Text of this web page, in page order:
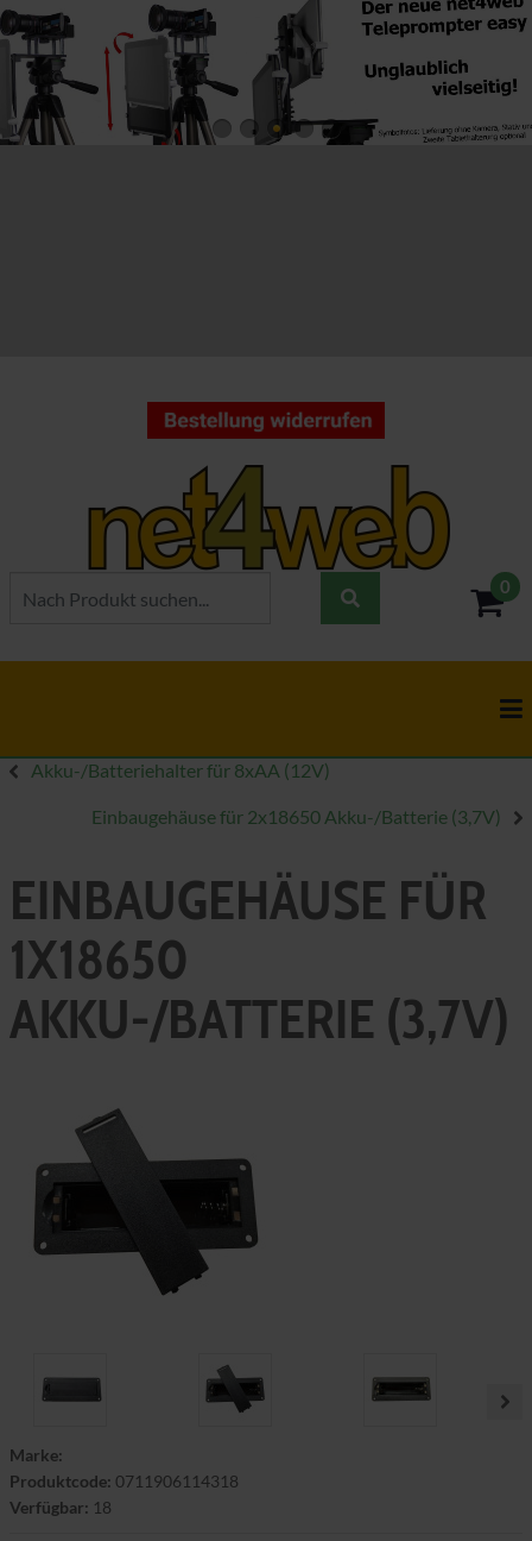
0
-
Akku-/Batteriehalter für 8xAA (12V)
Einbaugehäuse für 2x18650 Akku-/Batterie (3,7V)
EINBAUGEHÄUSE FÜR
1X18650
AKKU-/BATTERIE (3,7V)
Marke:
Produktcode: 0711906114318
Verfügbar: 18